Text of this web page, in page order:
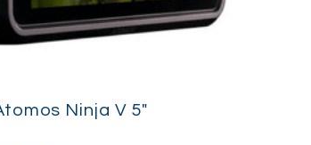
Ninja V 5″